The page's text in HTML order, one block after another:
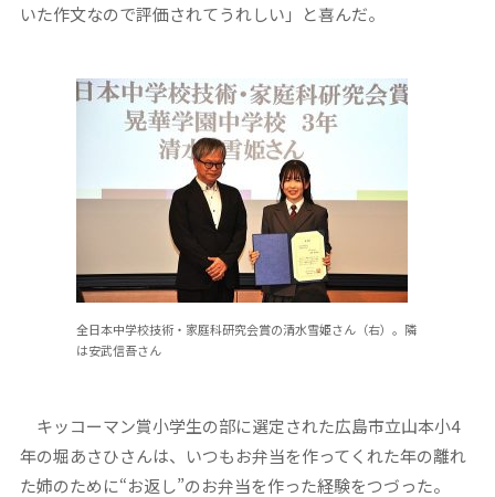
いた作文なので評価されてうれしい」と喜んだ。
全日本中学校技術・家庭科研究会賞の清水雪姫さん（右）。隣
は安武信吾さん
キッコーマン賞小学生の部に選定された広島市立山本小4
年の堀あさひさんは、いつもお弁当を作ってくれた年の離れ
た姉のために“お返し”のお弁当を作った経験をつづった。